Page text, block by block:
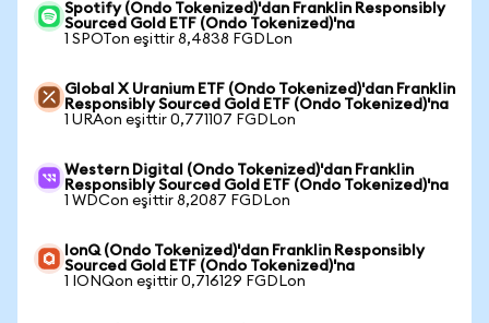
Spotify (Ondo Tokenized)'dan Franklin Responsibly
Sourced Gold ETF (Ondo Tokenized)'na
1 SPOTon eşittir 8,4838 FGDLon
Global X Uranium ETF (Ondo Tokenized)'dan Franklin
Responsibly Sourced Gold ETF (Ondo Tokenized)'na
1 URAon eşittir 0,771107 FGDLon
Western Digital (Ondo Tokenized)'dan Franklin
Responsibly Sourced Gold ETF (Ondo Tokenized)'na
1 WDCon eşittir 8,2087 FGDLon
IonQ (Ondo Tokenized)'dan Franklin Responsibly
Sourced Gold ETF (Ondo Tokenized)'na
1 IONQon eşittir 0,716129 FGDLon